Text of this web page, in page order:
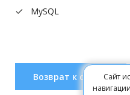
Сайт
MySQL
Возврат к списку